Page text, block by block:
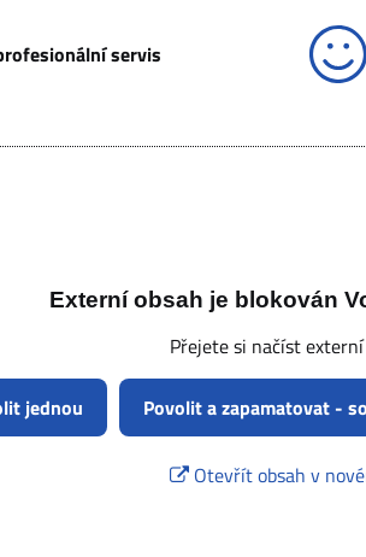
servis
Externí obsah je blokován
Přejete si načíst
jednou Povolit a zapamatovat -
Otevřít obsah v